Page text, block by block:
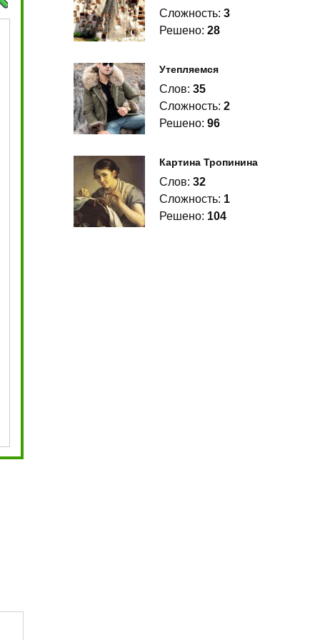
Сложность: 3
Решено: 28
Утепляемся
Слов: 35
Сложность: 2
Решено: 96
Картина Тропинина
Слов: 32
Сложность: 1
Решено: 104